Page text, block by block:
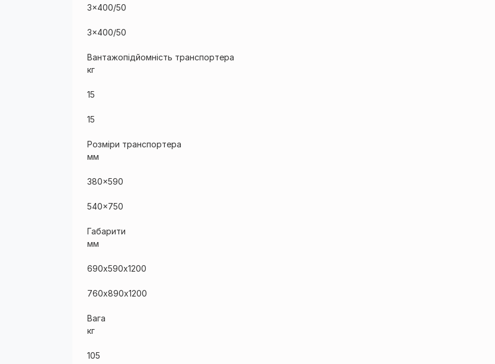
3×400/50
3×400/50
Вантажопідйомність транспортера
кг
15
15
Розміри транспортера
мм
380×590
540×750
Габарити
мм
690х590х1200
760х890х1200
Вага
кг
105